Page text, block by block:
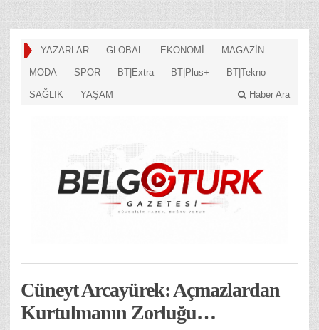
YAZARLAR GLOBAL EKONOMİ MAGAZİN
MODA SPOR BT|Extra BT|Plus+ BT|Tekno
SAĞLIK YAŞAM Haber Ara
Cüneyt Arcayürek: Açmazlardan
Kurtulmanın Zorluğu…